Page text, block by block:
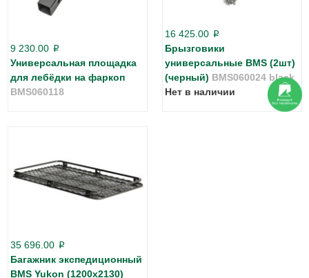
9 230.00 p
Универсальная площадка
для лебёдки на фаркоп
BMS060118
16 425.00 p
Брызговики
универсальные BMS (2шт)
(черный) BMS060024 black
Нет в наличии
35 696.00 p
Багажник экспедиционный
BMS Yukon (1200х2130)